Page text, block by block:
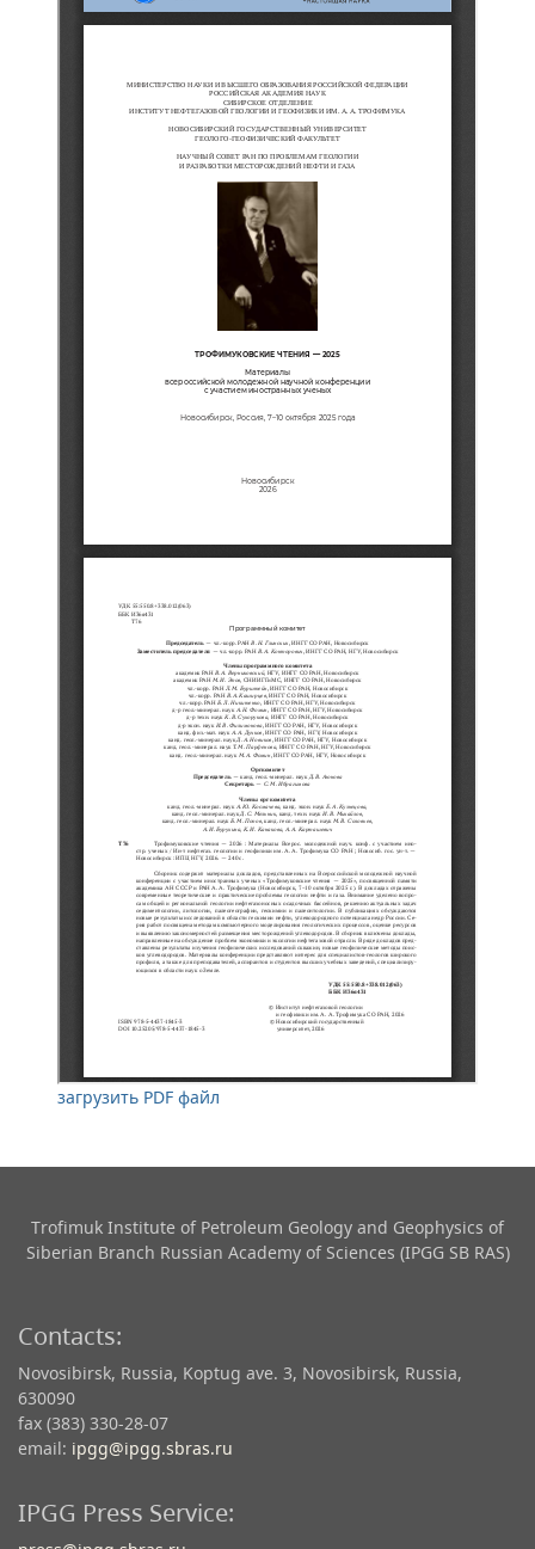
загрузить PDF файл
Trofimuk Institute of Petroleum Geology and Geophysics​ of
Siberian Branch Russian Academy of Sciences (IPGG SB RAS)
Contacts:
Novosibirsk, Russia, Koptug ave. 3, Novosibirsk, Russia,
630090
fax (383) 330-28-07
email: ipgg@ipgg.sbras.ru
IPGG Press Service: